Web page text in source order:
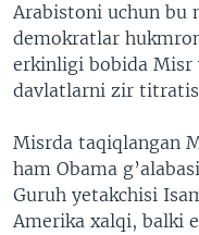
Arabistoni uchun bu
demokratlar
erkinligi bobida Misr
davlatlarni zir
Misrda taqiqlangan
ham Obama
Guruh yetakchisi
Amerika xalqi, balki